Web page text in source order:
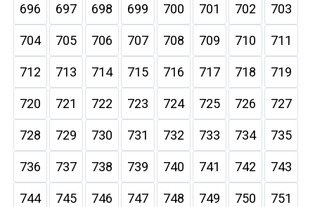
696 697 698 699 700 701 702 703
704 705 706 707 708 709 710 711
712 713 714 715 716 717 718 719
720 721 722 723 724 725 726 727
728 729 730 731 732 733 734 735
736 737 738 739 740 741 742 743
744 745 746 747 748 749 750 751